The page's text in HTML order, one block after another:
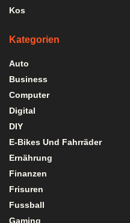
Kos
Kategorien
Auto
Business
Computer
Digital
DIY
E-Bikes Und Fahrräder
Ernährung
Finanzen
Frisuren
Fussball
Gaming